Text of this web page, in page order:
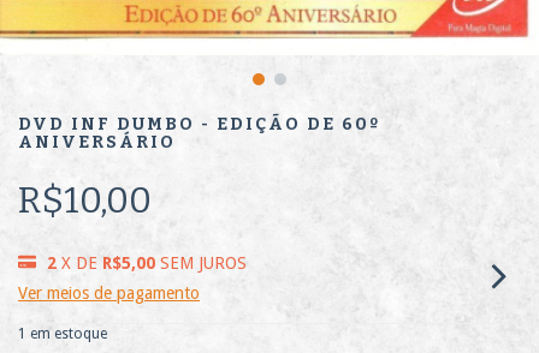
DVD INF DUMBO - EDIÇÃO DE 60º
ANIVERSÁRIO
R$10,00
2 X DE R$5,00 SEM JUROS
Ver meios de pagamento
1 em estoque